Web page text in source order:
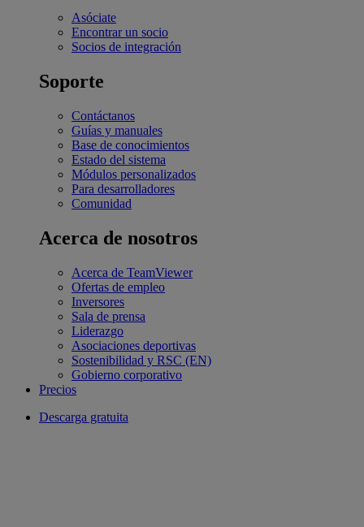
Asóciate
Encontrar un socio
Socios de integración
Soporte
Contáctanos
Guías y manuales
Base de conocimientos
Estado del sistema
Módulos personalizados
Para desarrolladores
Comunidad
Acerca de nosotros
Acerca de TeamViewer
Ofertas de empleo
Inversores
Sala de prensa
Liderazgo
Asociaciones deportivas
Sostenibilidad y RSC (EN)
Gobierno corporativo
Precios
Descarga gratuita